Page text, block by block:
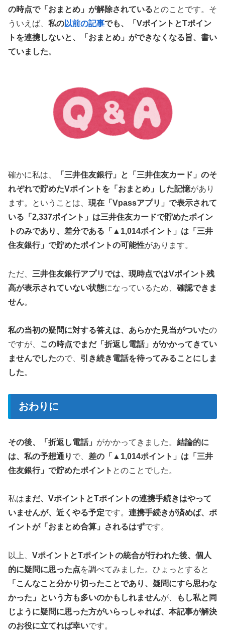
の時点で「おまとめ」が解除されているとのことです。そ
ういえば、 私の以前の記事でも、「VポイントとTポイン
トを連携しないと、「おまとめ」ができなくなる旨、書い
ていました。
確かに私は、
「三井住友銀行」と「三井住友カード」のそ
れぞれで貯めたVポイントを「おまとめ」した記憶があり
ます。ということは、 現在「Vpassアプリ」で表示されて
いる「2,337ポイント」は三井住友カードで貯めたポイン
トのみであり、差分である「▲1,014ポイント」は「三井
住友銀行」で貯めたポイントの可能性があります。
ただ、 三井住友銀行アプリでは、現時点ではVポイント残
高が表示されていない状態になっているため、 確認できま
せん。
私の当初の疑問に対する答えは、あらかた見当がついたの
ですが、
この時点でまだ「折返し電話」がかかってきてい
ませんでしたので、 引き続き電話を待ってみることにしま
した。
おわりに
その後、「折返し電話」 がかかってきました。 結論的に
は、私の予想通り で、 差の「▲1,014ポイント」は「三井
住友銀行」で貯めたポイント とのことでした。
私は まだ、VポイントとTポイントの連携手続きはやって
いませんが、近くやる予定です。 連携手続きが済めば、ポ
イントが「おまとめ合算」されるはずです。
以上、 VポイントとTポイントの統合が行われた後、個人
的に疑問に思った点を調べてみました。ひょっとすると
「こんなこと分かり切ったことであり、疑問にすら思わな
かった」という方も多いのかもしれませんが、
もし私と同
じように疑問に思った方がいらっしゃれば、本記事が解決
のお役に立てれば幸いです。